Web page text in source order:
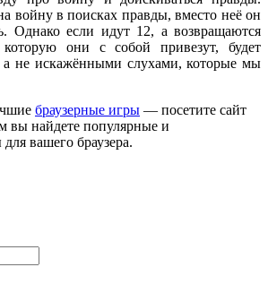
войну в поисках правды, вместо неё он
Однако если идут 12, а возвращаются
они с собой привезут, будет
а не искажёнными слухами, которые мы
браузерные игры — посетите сайт
вы найдете популярные и
вашего браузера.